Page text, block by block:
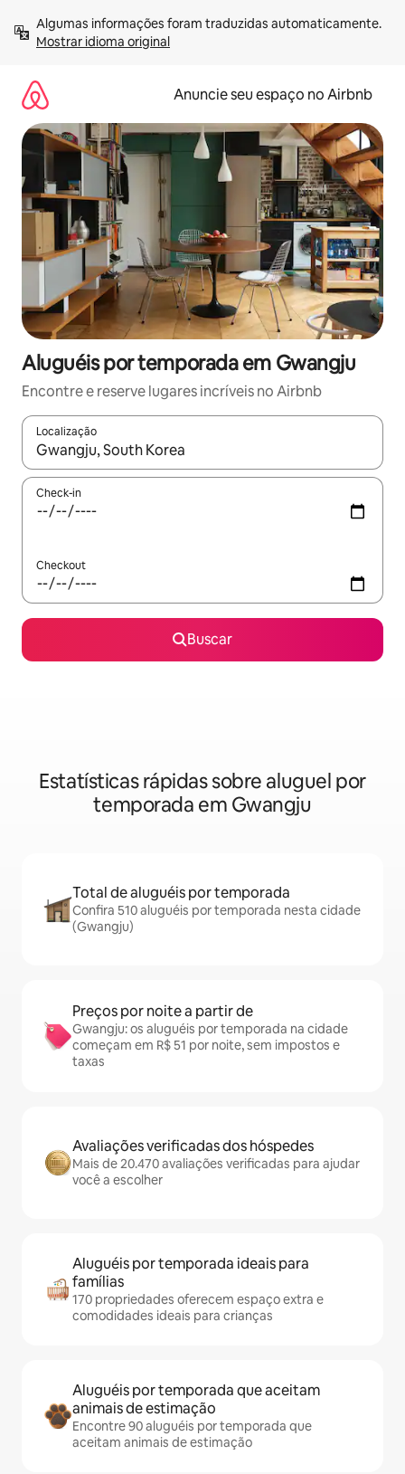
para
Mostrar idioma original
Anuncie seu espaço no Airbnb
Aluguéis por temporada em Gwangju
Encontre e reserve lugares incríveis no Airbnb
Localização
Quando os resultados estiverem disponíveis, explore-os
Check-in
Checkout
Buscar
Estatísticas rápidas sobre aluguel por
temporada em Gwangju
Total de aluguéis por temporada
Confira 510 aluguéis por temporada nesta cidade
(Gwangju)
Preços por noite a partir de
Gwangju: os aluguéis por temporada na cidade
começam em R$ 51 por noite, sem impostos e
taxas
Avaliações verificadas dos hóspedes
Mais de 20.470 avaliações verificadas para ajudar
você a escolher
Aluguéis por temporada ideais para
famílias
170 propriedades oferecem espaço extra e
comodidades ideais para crianças
Aluguéis por temporada que aceitam
animais de estimação
Encontre 90 aluguéis por temporada que
aceitam animais de estimação